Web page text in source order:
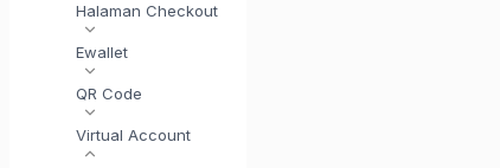
Halaman Checkout
Ewallet
QR Code
Virtual Account